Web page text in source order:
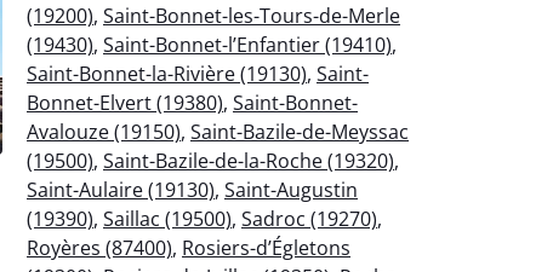
(19200), Saint-Bonnet-les-Tours-de-Merle
(19430), Saint-Bonnet-l’Enfantier (19410),
Saint-Bonnet-la-Rivière (19130), Saint-
Bonnet-Elvert (19380), Saint-Bonnet-
Avalouze (19150), Saint-Bazile-de-Meyssac
(19500), Saint-Bazile-de-la-Roche (19320),
Saint-Aulaire (19130), Saint-Augustin
(19390), Saillac (19500), Sadroc (19270),
Royères (87400), Rosiers-d’Égletons